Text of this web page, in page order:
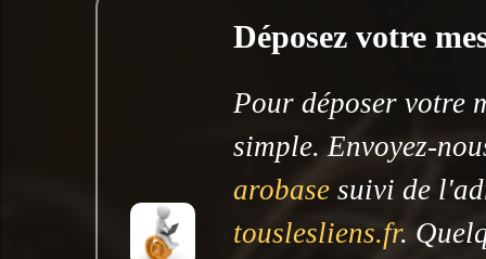
Déposez votre
Pour déposer votre
simple. Envoyez-
arobase suivi de
touslesliens.fr.